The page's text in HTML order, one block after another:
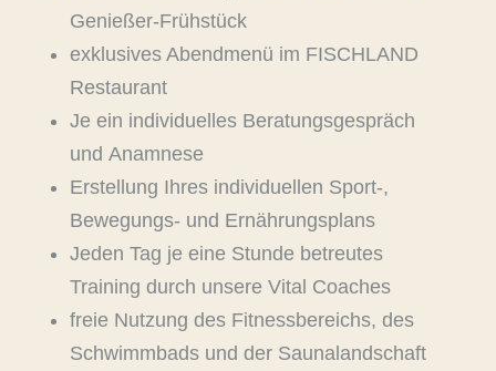
Genießer-Frühstück
exklusives Abendmenü im FISCHLAND
Restaurant
Je ein individuelles Beratungsgespräch
und Anamnese
Erstellung Ihres individuellen Sport-,
Bewegungs- und Ernährungsplans
Jeden Tag je eine Stunde betreutes
Training durch unsere Vital Coaches
freie Nutzung des Fitnessbereichs, des
Schwimmbads und der Saunalandschaft